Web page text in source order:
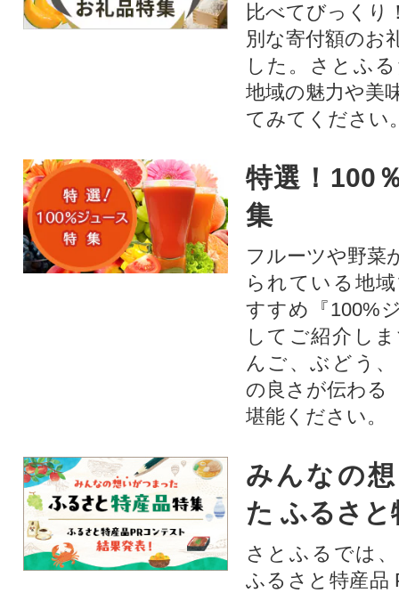
比べてびっくり
別な寄付額のお
した。さとふ
地域の魅力や美
てみてください
特選！100
集
フルーツや野菜
られている地
すすめ『100%
してご紹介し
んご、ぶどう
の良さが伝わる
堪能ください。
みんなの
た ふるさと
さとふるでは
ふるさと特産品